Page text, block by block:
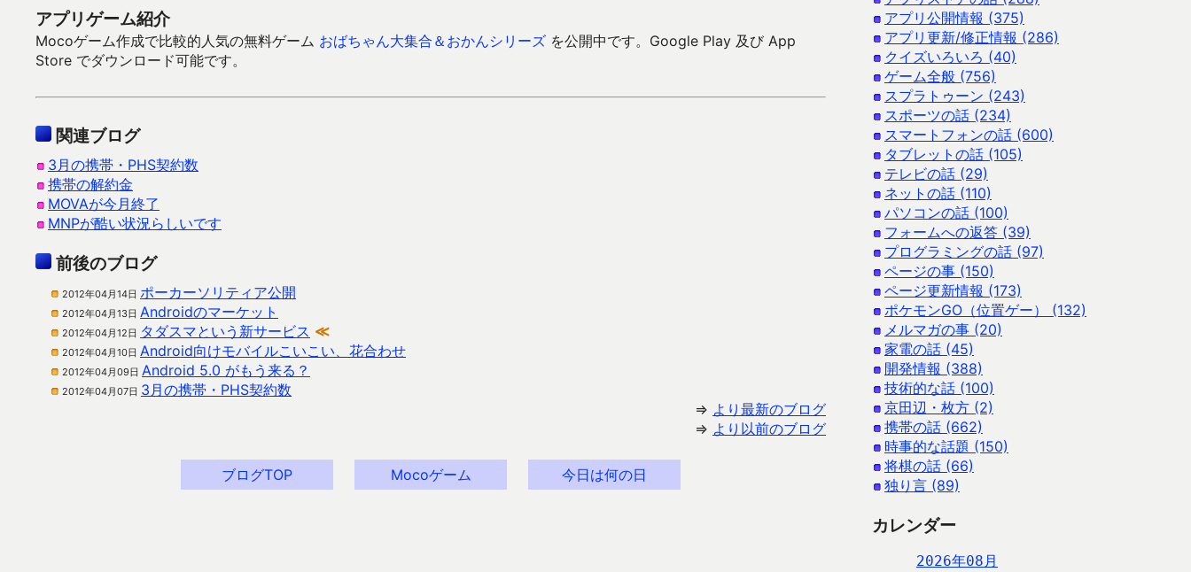
アプリゲーム紹介
Mocoゲーム作成で比較的人気の無料ゲーム おばちゃん大集合＆おかんシリーズ を公開中です。Google Play 及び App
Store でダウンロード可能です。
関連ブログ
3月の携帯・PHS契約数
携帯の解約金
MOVAが今月終了
MNPが酷い状況らしいです
前後のブログ
2012年04月14日 ポーカーソリティア公開
2012年04月13日 Androidのマーケット
2012年04月12日 タダスマという新サービス ≪
2012年04月10日 Android向けモバイルこいこい、花合わせ
2012年04月09日 Android 5.0 がもう来る？
2012年04月07日 3月の携帯・PHS契約数
⇒ より最新のブログ
⇒ より以前のブログ
ブログTOP Mocoゲーム 今日は何の日
アプリ公開情報 (375)
アプリ更新/修正情報 (286)
クイズいろいろ (40)
ゲーム全般 (756)
スプラトゥーン (243)
スポーツの話 (234)
スマートフォンの話 (600)
タブレットの話 (105)
テレビの話 (29)
ネットの話 (110)
パソコンの話 (100)
フォームへの返答 (39)
プログラミングの話 (97)
ページの事 (150)
ページ更新情報 (173)
ポケモンGO（位置ゲー） (132)
メルマガの事 (20)
家電の話 (45)
開発情報 (388)
技術的な話 (100)
京田辺・枚方 (2)
携帯の話 (662)
時事的な話題 (150)
将棋の話 (66)
独り言 (89)
カレンダー
2026年08月